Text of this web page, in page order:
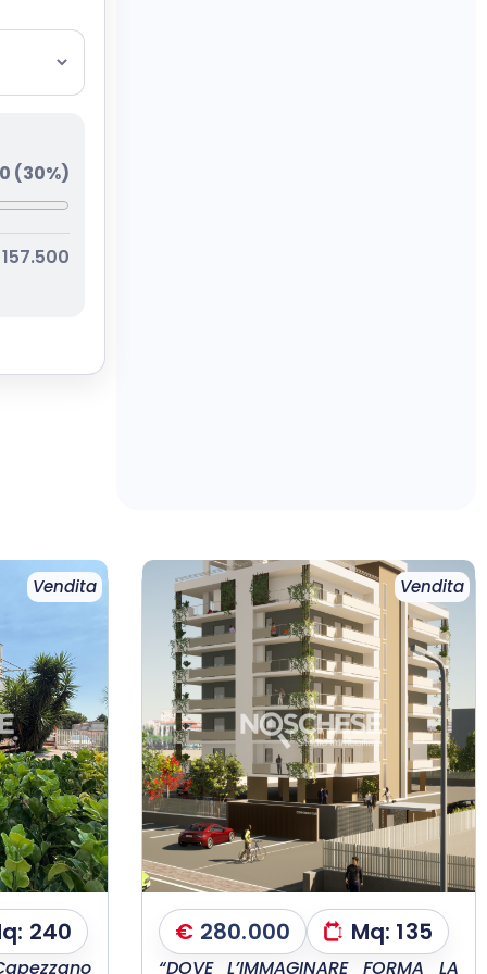
(30%)
157.500
Vendita
240
Vendita
€ 280.000 Mq: 135
“DOVE L’IMMAGINARE FORMA LA